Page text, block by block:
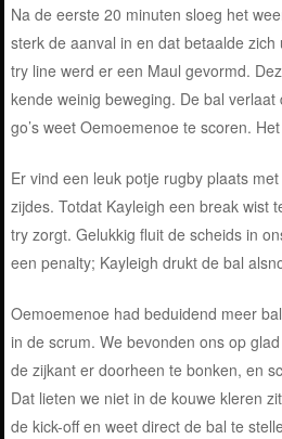
Na de eerste 20 minuten sloeg het
sterk de aanval in en dat betaalde
try line werd er een Maul gevormd.
kende weinig beweging. De bal
go’s weet Oemoemenoe te scoren.
Er vind een leuk potje rugby plaats
zijdes. Totdat Kayleigh een break wist
try zorgt. Gelukkig fluit de scheids in
een penalty; Kayleigh drukt de bal
Oemoemenoe had beduidend meer
in de scrum. We bevonden ons op
de zijkant er doorheen te bonken, en
Dat lieten we niet in de kouwe kleren
de kick-off en weet direct de bal te